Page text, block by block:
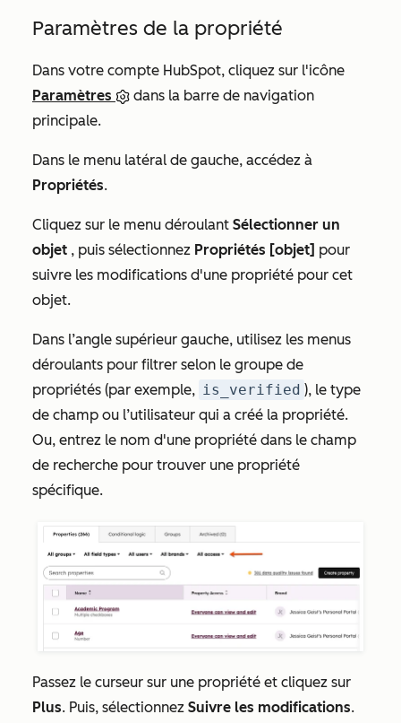
Paramètres de la propriété
Dans votre compte HubSpot, cliquez sur l'icône
Paramètres
dans la barre de navigation
principale.
Dans le menu latéral de gauche, accédez à
Propriétés.
Cliquez sur le menu déroulant Sélectionner un
objet , puis sélectionnez Propriétés [objet] pour
suivre les modifications d'une propriété pour cet
objet.
Dans l’angle supérieur gauche, utilisez les menus
déroulants pour filtrer selon le groupe de
propriétés (par exemple, is_verified ), le type
de champ ou l’utilisateur qui a créé la propriété.
Ou, entrez le nom d'une propriété dans le champ
de recherche pour trouver une propriété
spécifique.
Passez le curseur sur une propriété et cliquez sur
Plus. Puis, sélectionnez Suivre les modifications.